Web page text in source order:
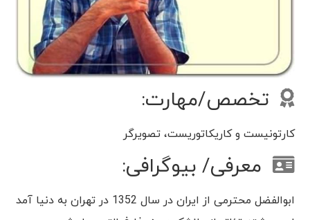
تخصص/مهارت:
کارتونیست و کاریکاتوریست، تصویرگر
معرفی/ بیوگرافی:
ابوالفضل محترمی از ایران در سال 1352 در تهران به دنیا آمد